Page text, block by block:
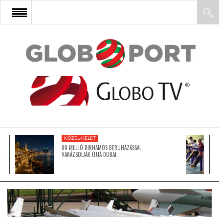
FŐOLDAL
AFRIKA
ÁZSIA
LATIN-AMERIKA
KÖZEL-KELET
80 MILLIÓ DIRHAMOS BERUHÁZÁSSAL
VARÁZSOLJÁK ÚJJÁ DUBAI…